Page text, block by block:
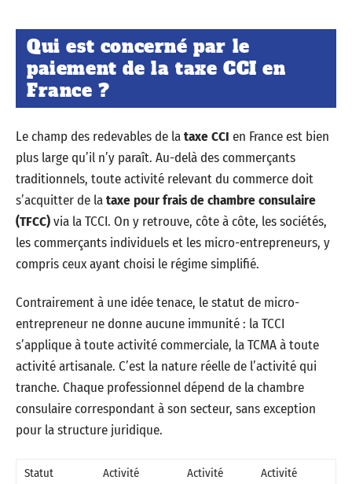
Qui est concerné par le
paiement de la taxe CCI en
France ?
Le champ des redevables de lataxe CCI en France est bien
plus large qu’il n’y paraît. Au-delà des commerçants
traditionnels, toute activité relevant du commerce doit
s’acquitter de lataxe pour frais de chambre consulaire
(TFCC)via la TCCI. On y retrouve, côte à côte, les sociétés,
les commerçants individuels et les micro-entrepreneurs, y
compris ceux ayant choisi le régime simplifié.
Contrairement à une idée tenace, le statut de micro-
entrepreneur ne donne aucune immunité : la TCCI
s’applique à toute activité commerciale, la TCMA à toute
activité artisanale. C’est la nature réelle de l’activité qui
tranche. Chaque professionnel dépend de la chambre
consulaire correspondant à son secteur, sans exception
pour la structure juridique.
Statut
Activité
Activité
Activité